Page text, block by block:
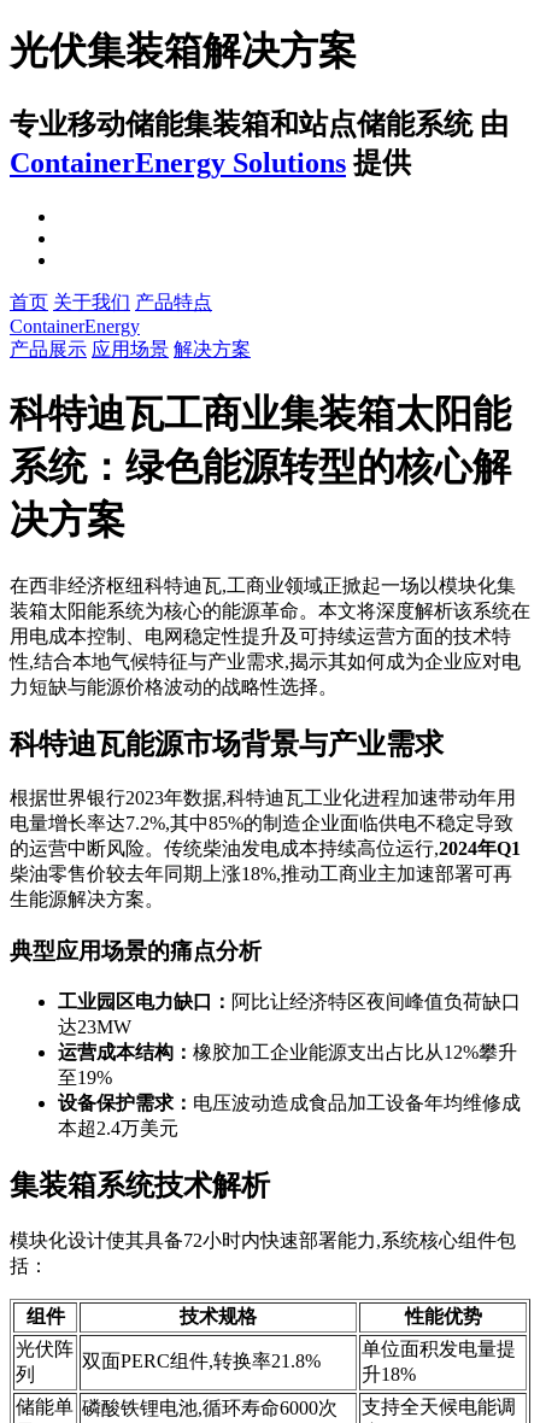
光伏集装箱解决方案
专业移动储能集装箱和站点储能系统 由
ContainerEnergy Solutions 提供
首页 关于我们 产品特点
ContainerEnergy
产品展示 应用场景 解决方案
科特迪瓦工商业集装箱太阳能
系统：绿色能源转型的核心解
决方案
在西非经济枢纽科特迪瓦,工商业领域正掀起一场以模块化集
装箱太阳能系统为核心的能源革命。本文将深度解析该系统在
用电成本控制、电网稳定性提升及可持续运营方面的技术特
性,结合本地气候特征与产业需求,揭示其如何成为企业应对电
力短缺与能源价格波动的战略性选择。
科特迪瓦能源市场背景与产业需求
根据世界银行2023年数据,科特迪瓦工业化进程加速带动年用
电量增长率达7.2%,其中85%的制造企业面临供电不稳定导致
的运营中断风险。传统柴油发电成本持续高位运行,2024年Q1
柴油零售价较去年同期上涨18%,推动工商业主加速部署可再
生能源解决方案。
典型应用场景的痛点分析
工业园区电力缺口： 阿比让经济特区夜间峰值负荷缺口
达23MW
运营成本结构： 橡胶加工企业能源支出占比从12%攀升
至19%
设备保护需求： 电压波动造成食品加工设备年均维修成
本超2.4万美元
集装箱系统技术解析
模块化设计使其具备72小时内快速部署能力,系统核心组件包
括：
组件 技术规格
性能优势
光伏阵
列
双面PERC组件,转换率21.8%
单位面积发电量提
升18%
储能单 磷酸铁锂电池,循环寿命6000次
支持全天候电能调